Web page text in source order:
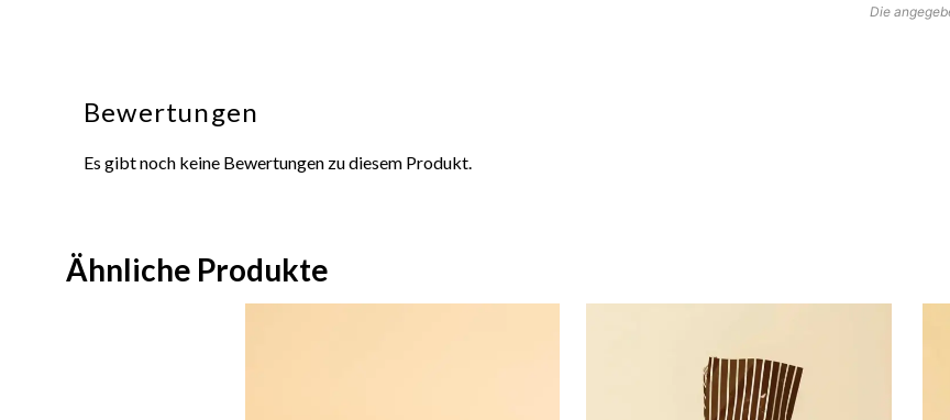
Die
Bewertungen
Es gibt noch keine Bewertungen zu diesem Produkt.
Ähnliche Produkte